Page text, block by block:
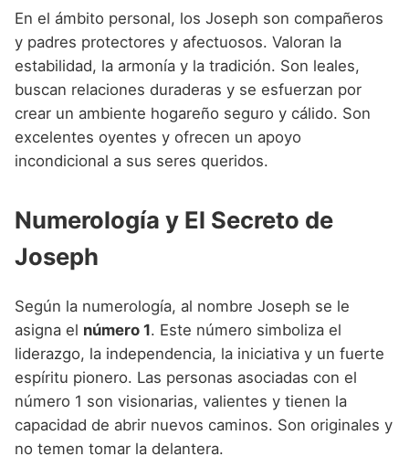
En el ámbito personal, los Joseph son compañeros
y padres protectores y afectuosos. Valoran la
estabilidad, la armonía y la tradición. Son leales,
buscan relaciones duraderas y se esfuerzan por
crear un ambiente hogareño seguro y cálido. Son
excelentes oyentes y ofrecen un apoyo
incondicional a sus seres queridos.
Numerología y El Secreto de
Joseph
Según la numerología, al nombre Joseph se le
asigna el número 1. Este número simboliza el
liderazgo, la independencia, la iniciativa y un fuerte
espíritu pionero. Las personas asociadas con el
número 1 son visionarias, valientes y tienen la
capacidad de abrir nuevos caminos. Son originales y
no temen tomar la delantera.